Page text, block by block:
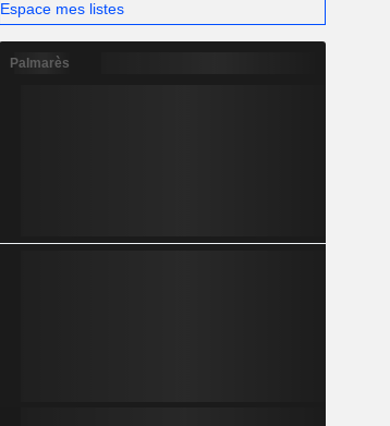
Espace mes listes
Palmarès